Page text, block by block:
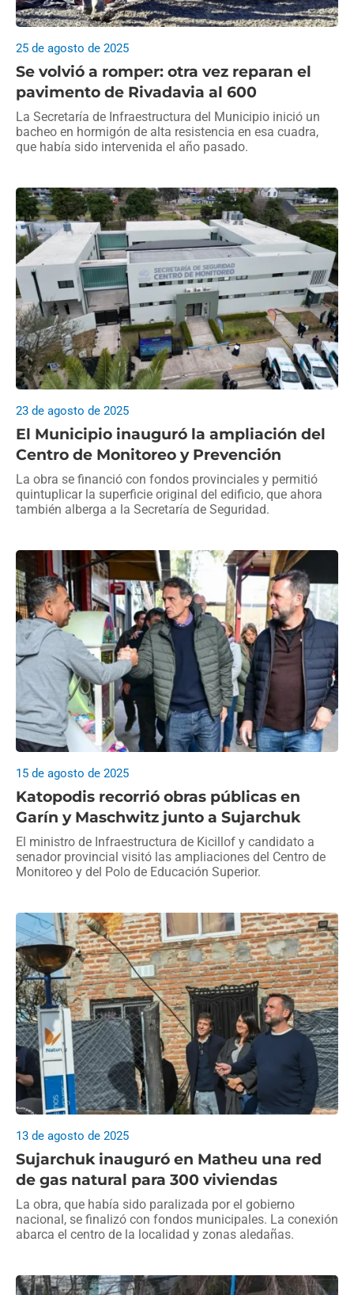
Se volvió a romper: otra vez reparan el
pavimento de Rivadavia al 600
25 de agosto de 2025
La Secretaría de Infraestructura del Municipio inició un
bacheo en hormigón de alta resistencia en esa cuadra,
que había sido intervenida el año pasado.
El Municipio inauguró la ampliación del
Centro de Monitoreo y Prevención
23 de agosto de 2025
La obra se financió con fondos provinciales y permitió
quintuplicar la superficie original del edificio, que ahora
también alberga a la Secretaría de Seguridad.
Katopodis recorrió obras públicas en
Garín y Maschwitz junto a Sujarchuk
15 de agosto de 2025
El ministro de Infraestructura de Kicillof y candidato a
senador provincial visitó las ampliaciones del Centro de
Monitoreo y del Polo de Educación Superior.
Sujarchuk inauguró en Matheu una red
de gas natural para 300 viviendas
13 de agosto de 2025
La obra, que había sido paralizada por el gobierno
nacional, se finalizó con fondos municipales. La conexión
abarca el centro de la localidad y zonas aledañas.